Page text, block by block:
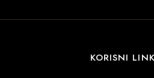
KORISNI